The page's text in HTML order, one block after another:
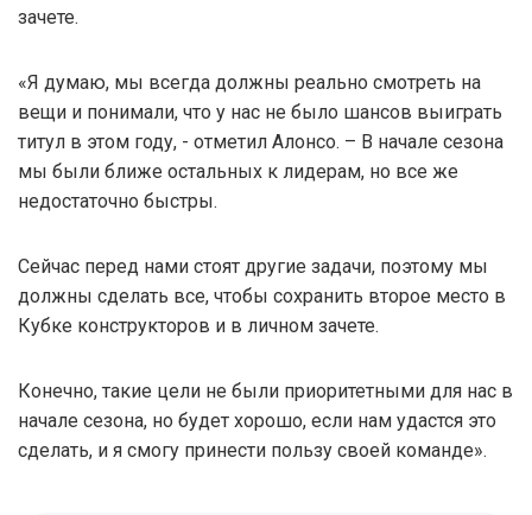
зачете.
«Я думаю, мы всегда должны реально смотреть на
вещи и понимали, что у нас не было шансов выиграть
титул в этом году, - отметил Алонсо. – В начале сезона
мы были ближе остальных к лидерам, но все же
недостаточно быстры.
Сейчас перед нами стоят другие задачи, поэтому мы
должны сделать все, чтобы сохранить второе место в
Кубке конструкторов и в личном зачете.
Конечно, такие цели не были приоритетными для нас в
начале сезона, но будет хорошо, если нам удастся это
сделать, и я смогу принести пользу своей команде».